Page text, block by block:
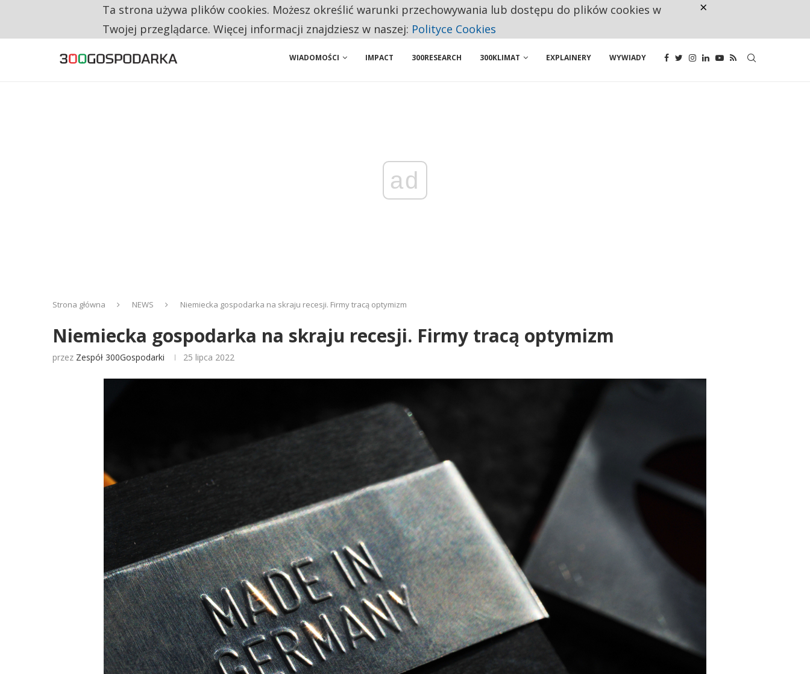
RESTRYKCJE CHIN UDERZAJĄ W EUROPEJSKI PRZEMYSŁ. NA LIŚCIE SĄ DWA PODMIOTY Z POLSKI
WIADOMOŚCI IMPACT 300RESEARCH 300KLIMAT EXPLAINERY WYWIADY
ad
Strona główna NEWS Niemiecka gospodarka na skraju recesji. Firmy tracą optymizm
Niemiecka gospodarka na skraju recesji. Firmy tracą optymizm
przez Zespół 300Gospodarki 25 lipca 2022
Ta strona używa plików cookies. Możesz określić warunki przechowywania lub dostępu do plików cookies w
Twojej przeglądarce. Więcej informacji znajdziesz w naszej: Polityce Cookies
×